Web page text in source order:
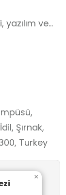
ve
ve
ortamı
Şırnak,
Turkey
×